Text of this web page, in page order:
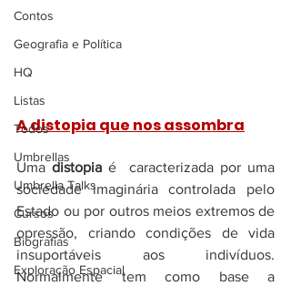
Contos
Geografia e Política
HQ
Listas
Todos
Umbrellas
Umbrella Talks
Cursos
Biografias
Exploração Espacial
A distopia que nos assombra
Uma distopia é  caracterizada por uma
sociedade imaginária controlada pelo
Estado ou por outros meios extremos de
opressão, criando condições de vida
insuportáveis aos indivíduos.
Normalmente tem como base a